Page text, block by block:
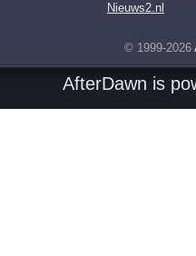
Nieuws2.nl
© 1999-2026
AfterDawn is